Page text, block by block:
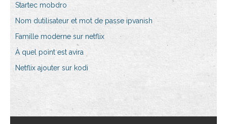
Startec mobdro
Nom dutilisateur et mot de passe ipvanish
Famille moderne sur netflix
À quel point est avira
Netflix ajouter sur kodi